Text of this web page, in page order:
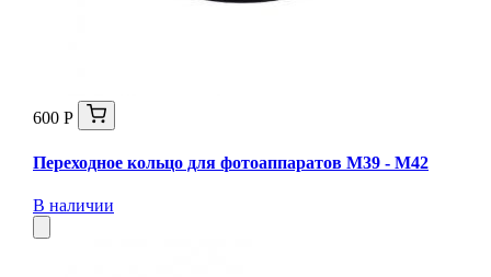
600 Р
Переходное кольцо для фотоаппаратов М39 - М42
В наличии